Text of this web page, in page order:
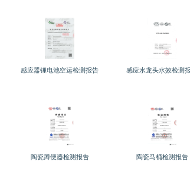
感应器锂电池空运检测报告 感应水龙头水效检测
陶瓷蹲便器检测报告 陶瓷马桶检测报告